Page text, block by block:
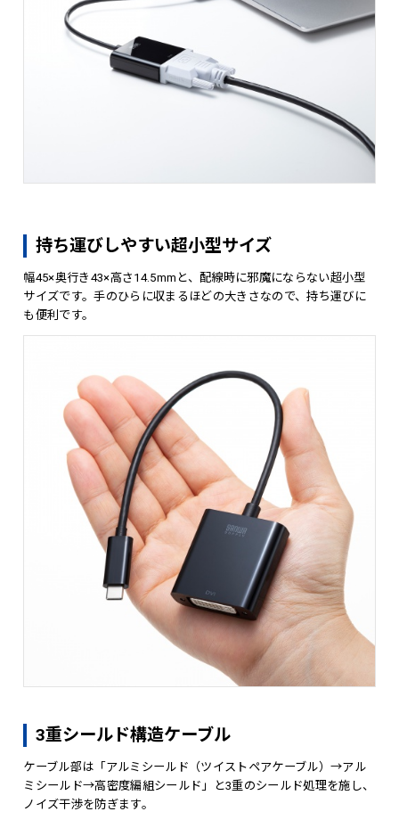
持ち運びしやすい超小型サイズ
幅45×奥行き43×高さ14.5mmと、配線時に邪魔にならない超小型
サイズです。手のひらに収まるほどの大きさなので、持ち運びに
も便利です。
3重シールド構造ケーブル
ケーブル部は「アルミシールド（ツイストペアケーブル）→アル
ミシールド→高密度編組シールド」と3重のシールド処理を施し、
ノイズ干渉を防ぎます。